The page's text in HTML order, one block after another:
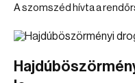
A szomszéd hívta a